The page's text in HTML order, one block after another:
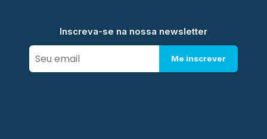
Inscreva-se na nossa newsletter
Me inscrever